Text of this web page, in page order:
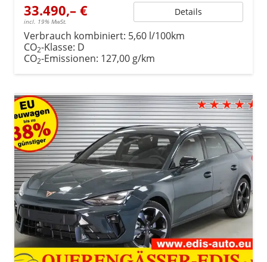
33.490,– €
incl. 19% MwSt.
Details
Verbrauch kombiniert: 5,60 l/100km
CO2-Klasse: D
CO2-Emissionen: 127,00 g/km